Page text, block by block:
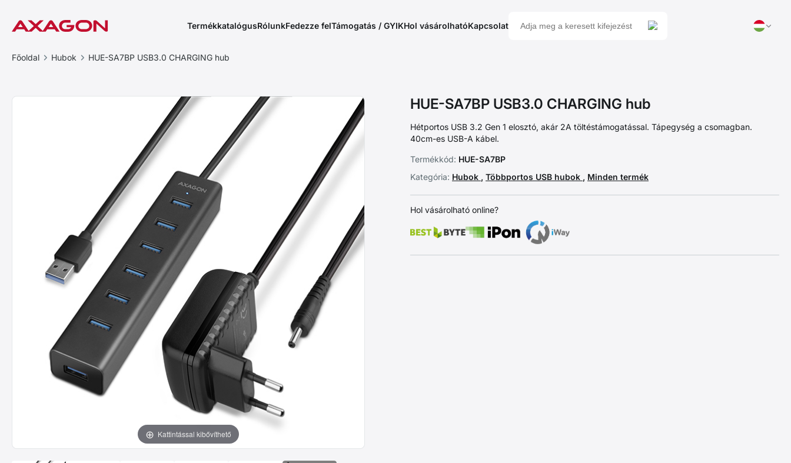
TermékkatalógusRólunkFedezze felTámogatás / GYIKHol vásárolhatóKapcsolat
Főoldal Hubok HUE-SA7BP USB3.0 CHARGING hub
Kattintással kibővíthető
HUE-SA7BP USB3.0 CHARGING hub
Hétportos USB 3.2 Gen 1 elosztó, akár 2A töltéstámogatással. Tápegység a csomagban.
40cm-es USB-A kábel.
Termékkód: HUE-SA7BP
Kategória: Hubok , Többportos USB hubok , Minden termék
Hol vásárolható online?